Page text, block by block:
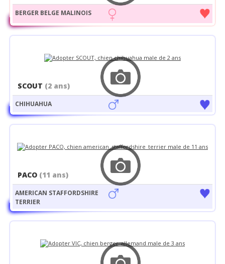
BERGER BELGE MALINOIS
SCOUT (2 ans)
CHIHUAHUA
PACO (11 ans)
AMERICAN STAFFORDSHIRE
TERRIER